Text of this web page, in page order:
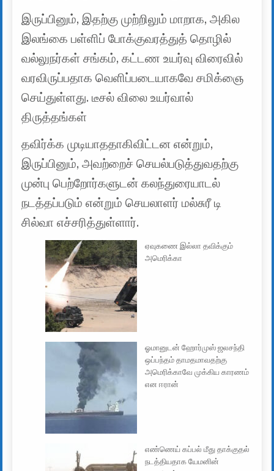
இருப்பினும், இதற்கு முற்றிலும் மாறாக, அகில
இலங்கை பள்ளிப் போக்குவரத்துத் தொழில்
வல்லுநர்கள் சங்கம், கட்டண உயர்வு விரைவில்
வரவிருப்பதாக வெளிப்படையாகவே சமிக்ஞை
செய்துள்ளது. டீசல் விலை உயர்வால்
திருத்தங்கள்
தவிர்க்க முடியாததாகிவிட்டன என்றும்,
இருப்பினும், அவற்றைச் செயல்படுத்துவதற்கு
முன்பு பெற்றோர்களுடன் கலந்துரையாடல்
நடத்தப்படும் என்றும் செயலாளர் மல்சுரீ டி
சில்வா எச்சரித்துள்ளார்.
ஏவுகணை இல்லா தவிக்கும்
அமெரிக்கா
ஓமானுடன் ஹோர்முஸ் ஜலசந்தி
ஒப்பந்தம் தாமதமாவதற்கு
அமெரிக்காவே முக்கிய காரணம்
என ஈரான்
எண்ணெய் கப்பல் மீது தாக்குதல்
நடத்தியதாக யேமனின்